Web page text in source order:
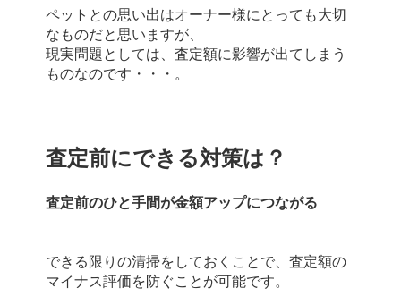
ペットとの思い出はオーナー様にとっても大切
なものだと思いますが、
現実問題としては、査定額に影響が出てしまう
ものなのです・・・。
査定前にできる対策は？
査定前のひと手間が金額アップにつながる
できる限りの清掃をしておくことで、査定額の
マイナス評価を防ぐことが可能です。